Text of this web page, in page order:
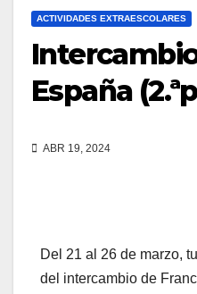
ACTIVIDADES EXTRAESCOLARES
España
ABR 19, 2024
Del 21 al 26 de marzo,
del intercambio de